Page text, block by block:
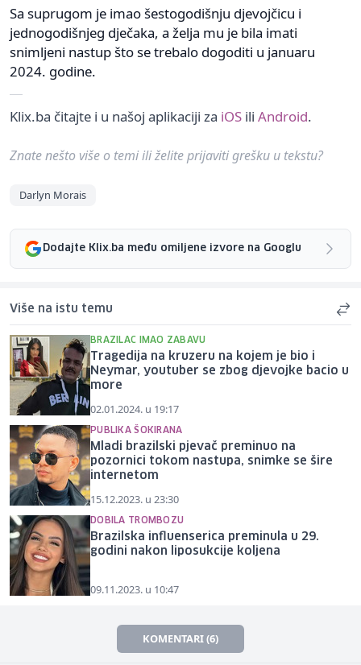
Sa suprugom je imao šestogodišnju djevojčicu i
jednogodišnjeg dječaka, a želja mu je bila imati
snimljeni nastup što se trebalo dogoditi u januaru
2024. godine.
Klix.ba čitajte i u našoj aplikaciji za iOS ili Android.
Znate nešto više o temi ili želite prijaviti grešku u tekstu?
Darlyn Morais
Dodajte Klix.ba među omiljene izvore na Googlu
Više na istu temu
BRAZILAC IMAO ZABAVU
Tragedija na kruzeru na kojem je bio i
Neymar, youtuber se zbog djevojke bacio u
more
02.01.2024. u 19:17
PUBLIKA ŠOKIRANA
Mladi brazilski pjevač preminuo na
pozornici tokom nastupa, snimke se šire
internetom
15.12.2023. u 23:30
DOBILA TROMBOZU
Brazilska influenserica preminula u 29.
godini nakon liposukcije koljena
09.11.2023. u 10:47
KOMENTARI (6)